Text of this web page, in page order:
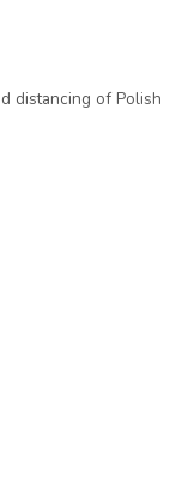
distancing of Polish